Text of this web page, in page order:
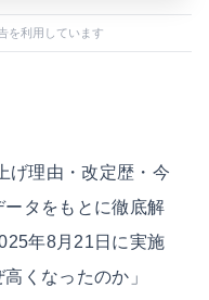
を利用しています
げ理由・改定歴・今
タをもとに徹底解
年8月21日に実施
くなったのか」